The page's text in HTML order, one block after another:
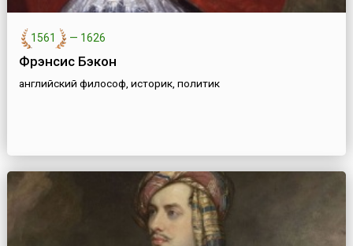
1561 — 1626
Фрэнсис Бэкон
английский философ, историк, политик